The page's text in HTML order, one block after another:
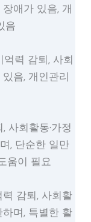
장애가 있음, 개
음
력 감퇴, 사회
있음, 개인관리
사회활동·가정
, 단순한 일만
움이 필요
감퇴, 사회활
하며, 특별한 활